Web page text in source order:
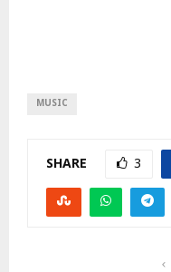
MUSIC
SHARE 3